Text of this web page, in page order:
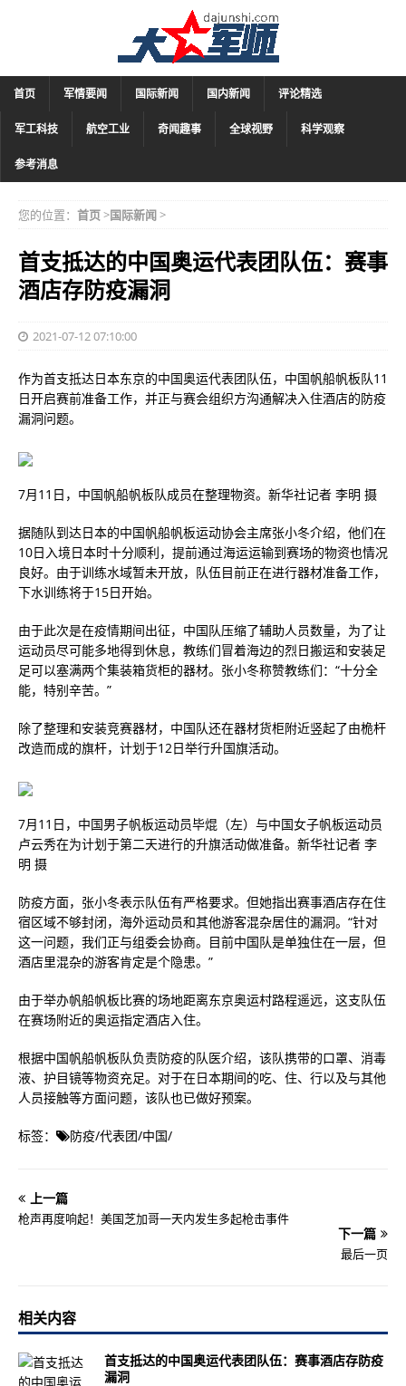
首页 军情要闻 国际新闻 国内新闻 评论精选
军工科技 航空工业 奇闻趣事 全球视野 科学观察
参考消息
您的位置： 首页>国际新闻>
首支抵达的中国奥运代表团队伍：赛事
酒店存防疫漏洞
2021-07-12 07:10:00
作为首支抵达日本东京的中国奥运代表团队伍，中国帆船帆板队11
日开启赛前准备工作，并正与赛会组织方沟通解决入住酒店的防疫
漏洞问题。
7月11日，中国帆船帆板队成员在整理物资。新华社记者 李明 摄
据随队到达日本的中国帆船帆板运动协会主席张小冬介绍，他们在
10日入境日本时十分顺利，提前通过海运运输到赛场的物资也情况
良好。由于训练水域暂未开放，队伍目前正在进行器材准备工作，
下水训练将于15日开始。
由于此次是在疫情期间出征，中国队压缩了辅助人员数量，为了让
运动员尽可能多地得到休息，教练们冒着海边的烈日搬运和安装足
足可以塞满两个集装箱货柜的器材。张小冬称赞教练们：“十分全
能，特别辛苦。”
除了整理和安装竞赛器材，中国队还在器材货柜附近竖起了由桅杆
改造而成的旗杆，计划于12日举行升国旗活动。
7月11日，中国男子帆板运动员毕焜（左）与中国女子帆板运动员
卢云秀在为计划于第二天进行的升旗活动做准备。新华社记者 李
明 摄
防疫方面，张小冬表示队伍有严格要求。但她指出赛事酒店存在住
宿区域不够封闭，海外运动员和其他游客混杂居住的漏洞。“针对
这一问题，我们正与组委会协商。目前中国队是单独住在一层，但
酒店里混杂的游客肯定是个隐患。”
由于举办帆船帆板比赛的场地距离东京奥运村路程遥远，这支队伍
在赛场附近的奥运指定酒店入住。
根据中国帆船帆板队负责防疫的队医介绍，该队携带的口罩、消毒
液、护目镜等物资充足。对于在日本期间的吃、住、行以及与其他
人员接触等方面问题，该队也已做好预案。
标签： 防疫/代表团/中国/
上一篇
枪声再度响起！美国芝加哥一天内发生多起枪击事件
下一篇
最后一页
相关内容
首支抵达的中国奥运代表团队伍：赛事酒店存防疫
漏洞